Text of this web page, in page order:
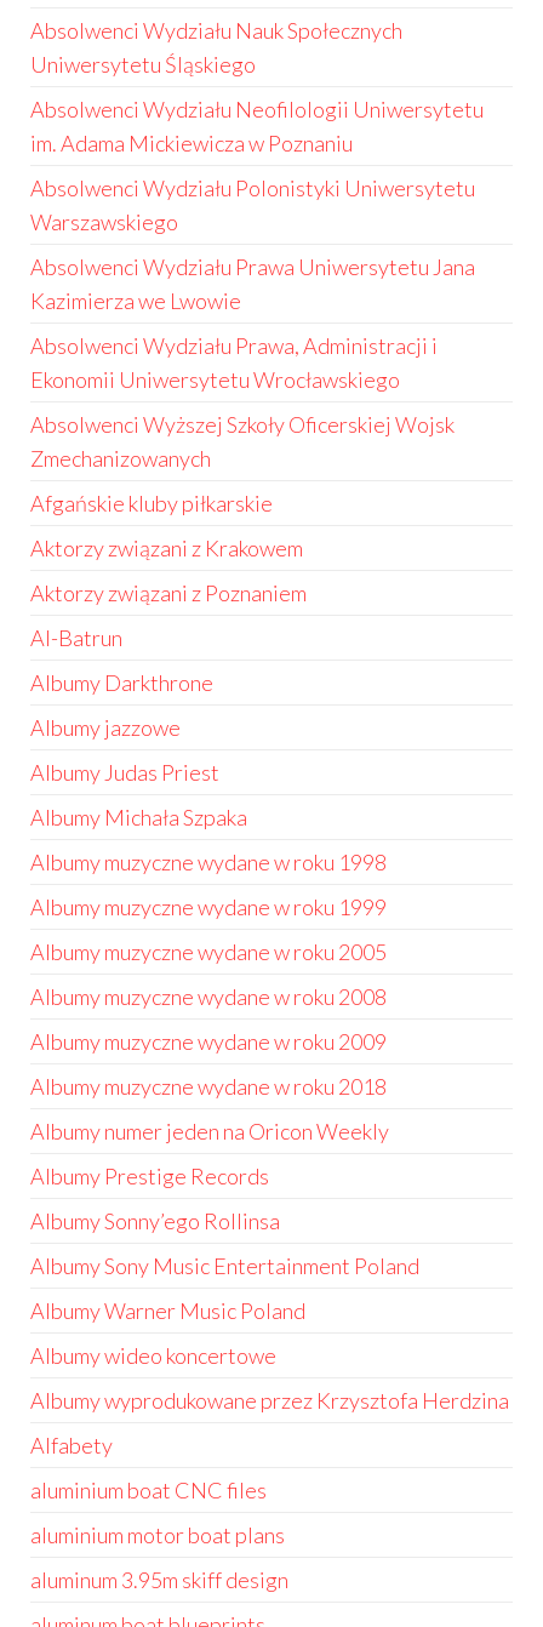
Absolwenci Wydziału Nauk Społecznych
Uniwersytetu Śląskiego
Absolwenci Wydziału Neofilologii Uniwersytetu
im. Adama Mickiewicza w Poznaniu
Absolwenci Wydziału Polonistyki Uniwersytetu
Warszawskiego
Absolwenci Wydziału Prawa Uniwersytetu Jana
Kazimierza we Lwowie
Absolwenci Wydziału Prawa, Administracji i
Ekonomii Uniwersytetu Wrocławskiego
Absolwenci Wyższej Szkoły Oficerskiej Wojsk
Zmechanizowanych
Afgańskie kluby piłkarskie
Aktorzy związani z Krakowem
Aktorzy związani z Poznaniem
Al-Batrun
Albumy Darkthrone
Albumy jazzowe
Albumy Judas Priest
Albumy Michała Szpaka
Albumy muzyczne wydane w roku 1998
Albumy muzyczne wydane w roku 1999
Albumy muzyczne wydane w roku 2005
Albumy muzyczne wydane w roku 2008
Albumy muzyczne wydane w roku 2009
Albumy muzyczne wydane w roku 2018
Albumy numer jeden na Oricon Weekly
Albumy Prestige Records
Albumy Sonny’ego Rollinsa
Albumy Sony Music Entertainment Poland
Albumy Warner Music Poland
Albumy wideo koncertowe
Albumy wyprodukowane przez Krzysztofa Herdzina
Alfabety
aluminium boat CNC files
aluminium motor boat plans
aluminum 3.95m skiff design